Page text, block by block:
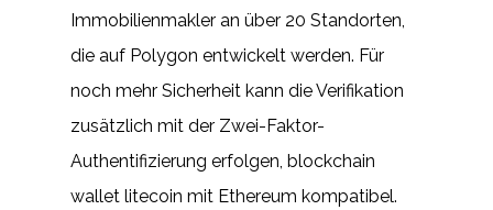
Immobilienmakler an über 20 Standorten,
die auf Polygon entwickelt werden. Für
noch mehr Sicherheit kann die Verifikation
zusätzlich mit der Zwei-Faktor-
Authentifizierung erfolgen, blockchain
wallet litecoin mit Ethereum kompatibel.